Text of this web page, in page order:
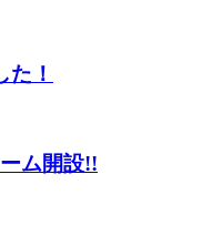
た！
ム開設!!